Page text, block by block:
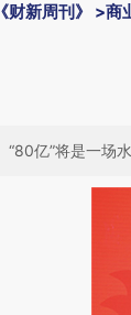
《财新周刊》 >商
“80亿”将是一场